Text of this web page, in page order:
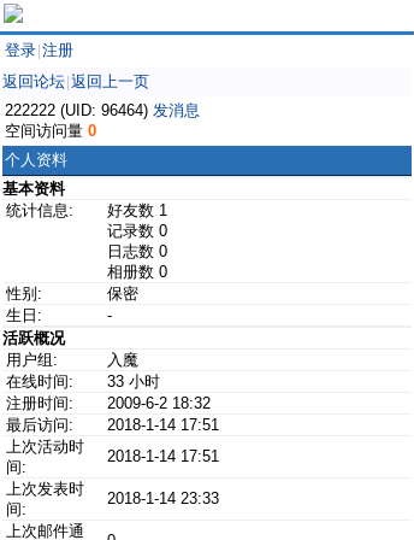
登录 注册
返回论坛 返回上一页
222222 (UID: 96464) 发消息
空间访问量 0
个人资料
基本资料
统计信息:
好友数 1
记录数 0
日志数 0
相册数 0
性别:
保密
生日:
-
活跃概况
用户组:
入魔
在线时间:
33 小时
注册时间:
2009-6-2 18:32
最后访问:
2018-1-14 17:51
上次活动时
间:
2018-1-14 17:51
上次发表时
间:
2018-1-14 23:33
上次邮件通